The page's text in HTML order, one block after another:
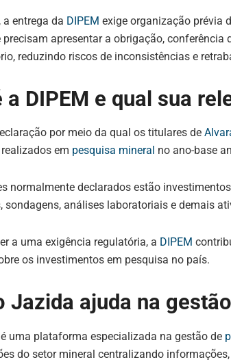
a entrega da DIPEM exige organização prévia
precisam apresentar a obrigação,
reduzindo riscos de inconsistências e
a DIPEM e qual sua
por meio da qual os titulares de
em pesquisa mineral no ano-base
normalmente declarados estão
sondagens, análises laboratoriais e demais
a uma exigência regulatória, a DIPEM
os investimentos em pesquisa no país.
Jazida ajuda na
é uma plataforma especializada na gestão de
do setor mineral centralizando